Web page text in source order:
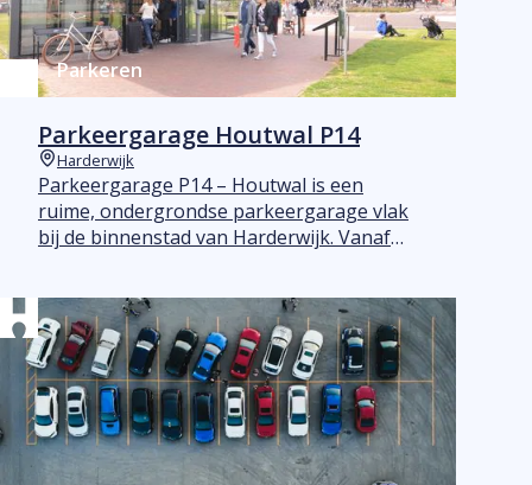
Parkeren
Parkeergarage Houtwal P14
Plaats
Harderwijk
Parkeergarage P14 – Houtwal is een
ruime, ondergrondse parkeergarage vlak
bij de binnenstad van Harderwijk. Vanaf
belangrijkste bezienswaardigheden in
Harderwijk.